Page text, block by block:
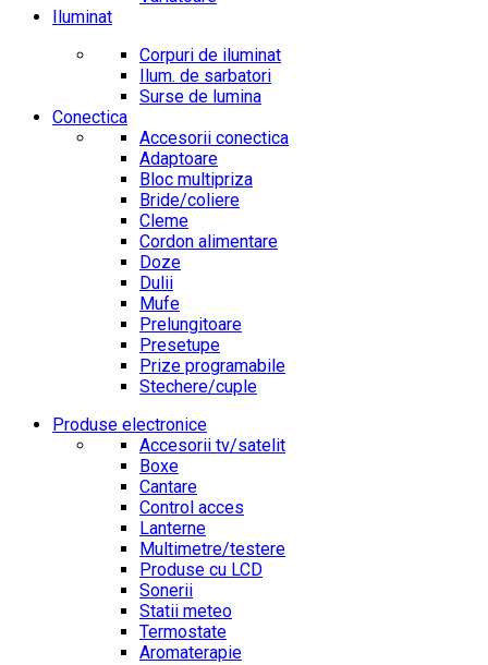
Iluminat
Corpuri de iluminat
Ilum. de sarbatori
Surse de lumina
Conectica
Accesorii conectica
Adaptoare
Bloc multipriza
Bride/coliere
Cleme
Cordon alimentare
Doze
Dulii
Mufe
Prelungitoare
Presetupe
Prize programabile
Stechere/cuple
Produse electronice
Accesorii tv/satelit
Boxe
Cantare
Control acces
Lanterne
Multimetre/testere
Produse cu LCD
Sonerii
Statii meteo
Termostate
Aromaterapie